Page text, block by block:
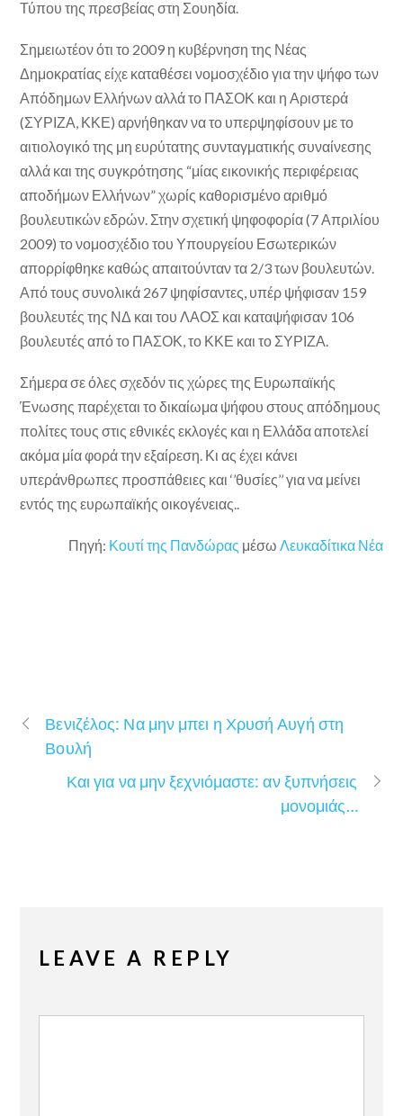
Τύπου της πρεσβείας στη Σουηδία.
Σημειωτέον ότι το 2009 η κυβέρνηση της Νέας
Δημοκρατίας είχε καταθέσει νομοσχέδιο για την ψήφο των
Απόδημων Ελλήνων αλλά το ΠΑΣΟΚ και η Αριστερά
(ΣΥΡΙΖΑ, ΚΚΕ) αρνήθηκαν να το υπερψηφίσουν με το
αιτιολογικό της μη ευρύτατης συνταγματικής συναίνεσης
αλλά και της συγκρότησης “μίας εικονικής περιφέρειας
αποδήμων Ελλήνων” χωρίς καθορισμένο αριθμό
βουλευτικών εδρών. Στην σχετική ψηφοφορία (7 Απριλίου
2009) το νομοσχέδιο του Υπουργείου Εσωτερικών
απορρίφθηκε καθώς απαιτούνταν τα 2/3 των βουλευτών.
Από τους συνολικά 267 ψηφίσαντες, υπέρ ψήφισαν 159
βουλευτές της ΝΔ και του ΛΑΟΣ και καταψήφισαν 106
βουλευτές από το ΠΑΣΟΚ, το ΚΚΕ και το ΣΥΡΙΖΑ.
Σήμερα σε όλες σχεδόν τις χώρες της Ευρωπαϊκής
Ένωσης παρέχεται το δικαίωμα ψήφου στους απόδημους
πολίτες τους στις εθνικές εκλογές και η Ελλάδα αποτελεί
ακόμα μία φορά την εξαίρεση. Κι ας έχει κάνει
υπεράνθρωπες προσπάθειες και ‘’θυσίες’’ για να μείνει
εντός της ευρωπαϊκής οικογένειας..
Πηγή: Κουτί της Πανδώρας μέσω Λευκαδίτικα Νέα
Βενιζέλος: Να μην μπει η Χρυσή Αυγή στη
Βουλή
Και για να μην ξεχνιόμαστε: αν ξυπνήσεις
μονομιάς…
LEAVE A REPLY